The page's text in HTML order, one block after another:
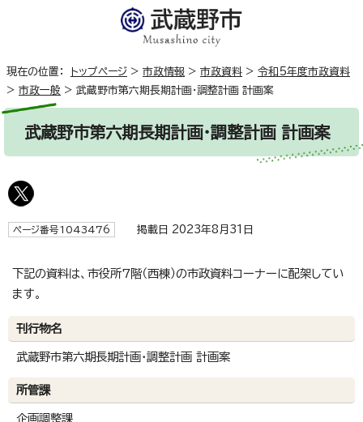
現在の位置： トップページ > 市政情報 > 市政資料 > 令和5年度市政資料
> 市政一般 > 武蔵野市第六期長期計画・調整計画 計画案
武蔵野市第六期長期計画・調整計画 計画案
ページ番号1043476 掲載日 2023年8月31日
下記の資料は、市役所7階（西棟）の市政資料コーナーに配架してい
ます。
刊行物名
武蔵野市第六期長期計画・調整計画 計画案
所管課
企画調整課